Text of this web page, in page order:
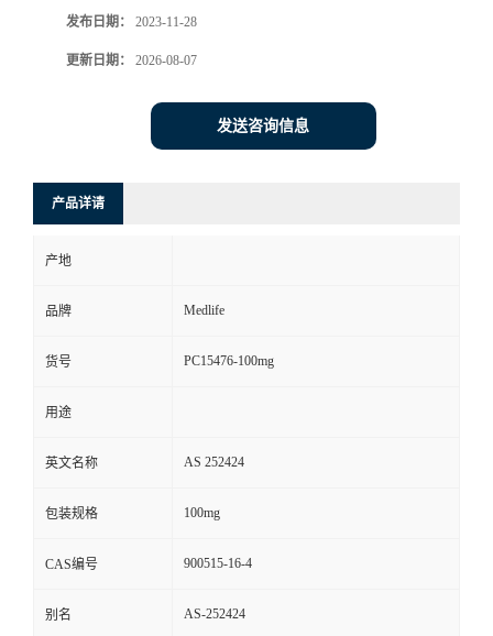
发布日期： 2023-11-28
更新日期： 2026-08-07
发送咨询信息
产品详请
产地
品牌 Medlife
货号 PC15476-100mg
用途
英文名称 AS 252424
包装规格 100mg
CAS编号 900515-16-4
别名 AS-252424